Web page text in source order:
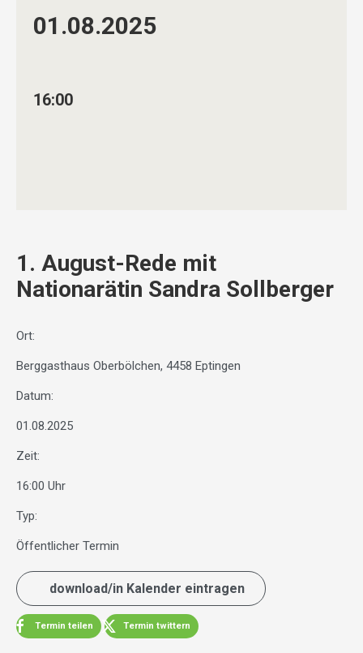
01.08.2025
16:00
1. August-Rede mit
Nationarätin Sandra Sollberger
Ort:
Berggasthaus Oberbölchen, 4458 Eptingen
Datum:
01.08.2025
Zeit:
16:00 Uhr
Typ:
Öffentlicher Termin
download/in Kalender eintragen
Termin teilen Termin twittern